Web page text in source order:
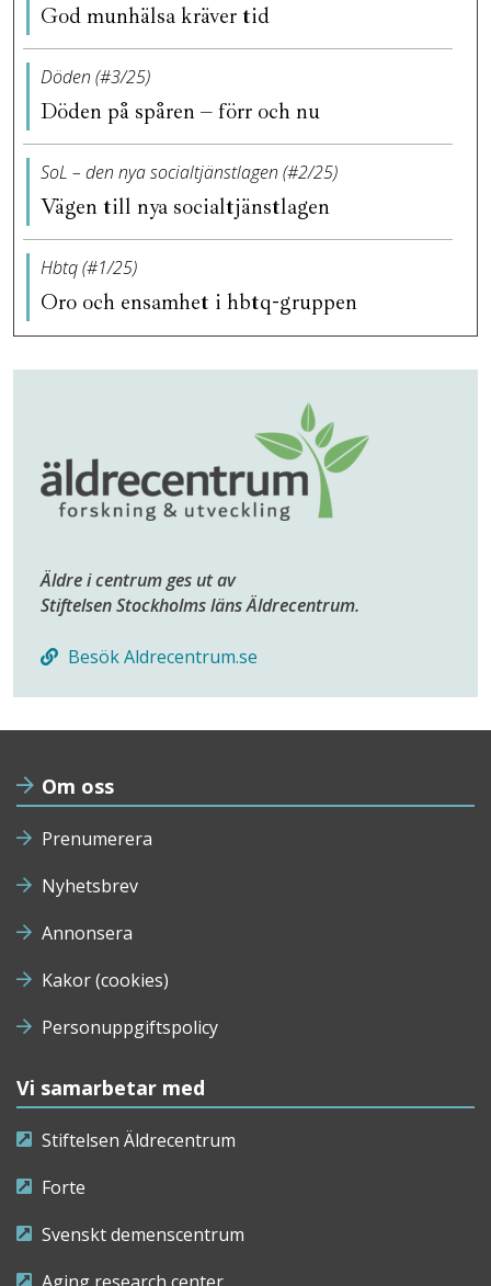
God munhälsa kräver tid
Döden (#3/25)
Döden på spåren – förr och nu
SoL – den nya socialtjänstlagen (#2/25)
Vägen till nya socialtjänstlagen
Hbtq (#1/25)
Oro och ensamhet i hbtq-gruppen
Äldre i centrum ges ut av
Stiftelsen Stockholms läns Äldrecentrum.
Besök Aldrecentrum.se
Om oss
Prenumerera
Nyhetsbrev
Annonsera
Kakor (cookies)
Personuppgiftspolicy
Vi samarbetar med
Stiftelsen Äldrecentrum
Forte
Svenskt demenscentrum
Aging research center